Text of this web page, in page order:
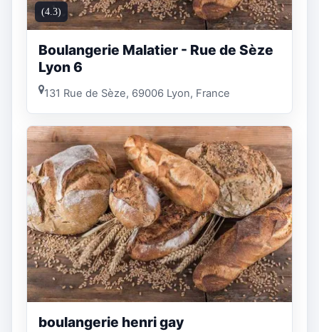
(4.3)
Boulangerie Malatier - Rue de Sèze
Lyon 6
131 Rue de Sèze, 69006 Lyon, France
boulangerie henri gay